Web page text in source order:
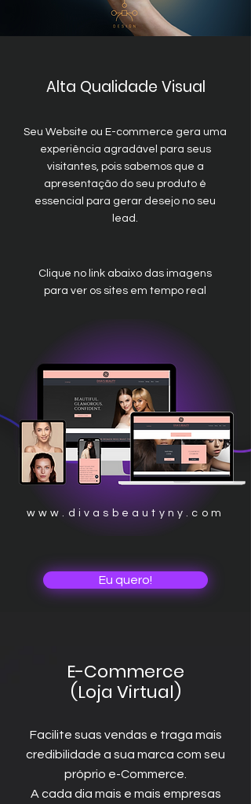
Alta Qualidade Visual
Seu Website ou E-commerce gera uma
experiência agradável para seus
visitantes, pois sabemos que a
apresentação do seu produto é
essencial para gerar desejo no seu
lead.
Clique no link abaixo das imagens
para ver os sites em tempo real
www.divasbeautyny.com
Eu quero!
E-Commerce
(Loja Virtual)
Facilite suas vendas e traga mais
credibilidade a sua marca com seu
próprio e-Commerce.
A cada dia mais e mais empresas